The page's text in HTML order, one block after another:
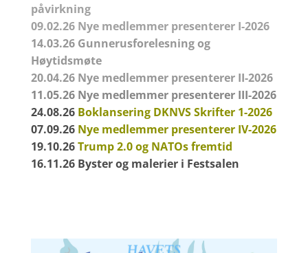
påvirkning
09.02.26 Nye medlemmer presenterer I-2026
14.03.26 Gunnerusforelesningog
Høytidsmøte
20.04.26 Nye medlemmer presenterer II-2026
11.05.26 Nye medlemmer presenterer III-2026
24.08.26 Boklansering DKNVS Skrifter 1-2026
07.09.26 Nye medlemmer presenterer IV-2026
19.10.26Trump 2.0 og NATOs fremtid
16.11.26 Byster og malerier i Festsalen